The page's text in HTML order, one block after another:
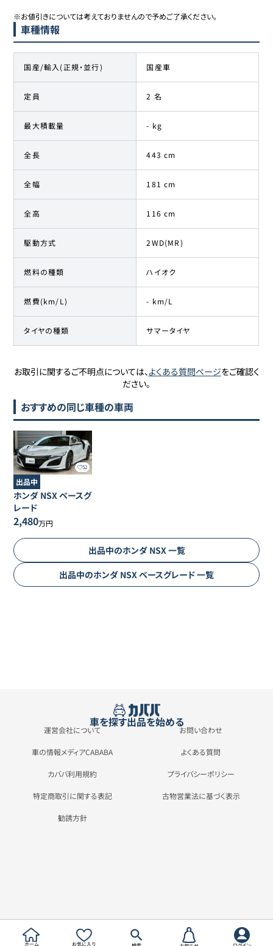
※お値引きについては考えておりませんので予めご了承ください。
車種情報
国産/輸入(正規・並行) 国産車
定員 2 名
最大積載量 - kg
全長 443 cm
全幅 181 cm
全高 116 cm
駆動方式 2WD(MR)
燃料の種類 ハイオク
燃費(km/L) - km/L
タイヤの種類 サマータイヤ
お取引に関するご不明点については、よくある質問ページをご確認く
ださい。
おすすめの同じ車種の車両
52
出品中
ホンダ NSXベースグ
レード
2,480万円
出品中のホンダ NSX一覧
出品中のホンダ NSXベースグレード一覧
車を探す出品を始める
運営会社について お問い合わせ
車の情報メディアCABABA よくある質問
カババ利用規約 プライバシーポリシー
特定商取引に関する表記 古物営業法に基づく表示
勧誘方針
ホーム お気に入り